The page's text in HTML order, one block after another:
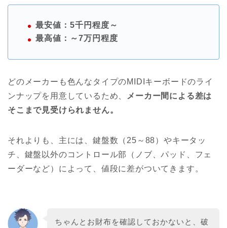
最安値：5千円程度～
最高値：～7万円程度
どのメーカーも色んなタイプのMIDIキーボードのライ
ンナップを用意しているため、
メーカー間による差は
そこまで見受けられません。
それよりも、主には、鍵盤数（25～88）やキータッ
チ、鍵盤以外のコントロール部（ノブ、パッド、フェ
ーダーなど）によって、値段に差がついてきます。
ちゃんとお財布を確認しておかないと、破